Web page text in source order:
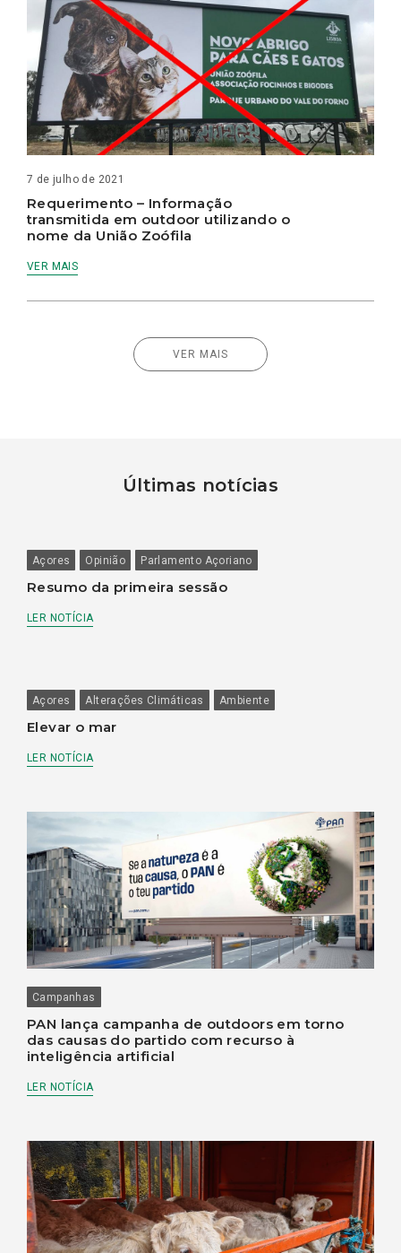
7 de julho de 2021
Requerimento – Informação
transmitida em outdoor utilizando o
nome da União Zoófila
VER MAIS
VER MAIS
Últimas notícias
Açores Opinião Parlamento Açoriano
Resumo da primeira sessão
LER NOTÍCIA
Açores Alterações Climáticas Ambiente
Elevar o mar
LER NOTÍCIA
Campanhas
PAN lança campanha de outdoors em torno
das causas do partido com recurso à
inteligência artificial
LER NOTÍCIA